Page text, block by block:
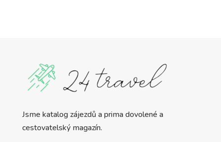
Jsme katalog zájezdů a prima dovolené a
cestovatelský magazín.